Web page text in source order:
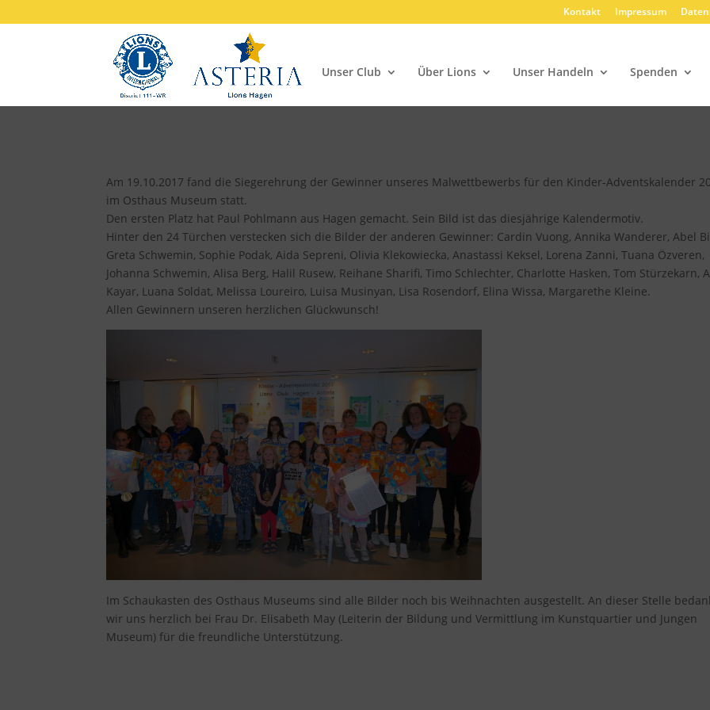
Kontakt Impressum
Unser Club Über Lions Unser Handeln Spenden
Am 19.10.2017 fand die Siegerehrung der Gewinner unseres Malwettbewerbs für den Kinder-Adventskalender
im Osthaus Museum statt.
Den ersten Platz hat Paul Pohlmann aus Hagen gemacht. Sein Bild ist das diesjährige Kalendermotiv.
Hinter den 24 Türchen verstecken sich die Bilder der anderen Gewinner: Cardin Vuong, Annika Wanderer, Abel
Greta Schwemin, Sophie Podak, Aida Sepreni, Olivia Klekowiecka, Anastassi Keksel, Lorena Zanni, Tuana Özveren,
Johanna Schwemin, Alisa Berg, Halil Rusew, Reihane Sharifi, Timo Schlechter, Charlotte Hasken, Tom Stürzekarn,
Kayar, Luana Soldat, Melissa Loureiro, Luisa Musinyan, Lisa Rosendorf, Elina Wissa, Margarethe Kleine.
Allen Gewinnern unseren herzlichen Glückwunsch!
Im Schaukasten des Osthaus Museums sind alle Bilder noch bis Weihnachten ausgestellt. An dieser Stelle
wir uns herzlich bei Frau Dr. Elisabeth May (Leiterin der Bildung und Vermittlung im Kunstquartier und Jungen
Museum) für die freundliche Unterstützung.